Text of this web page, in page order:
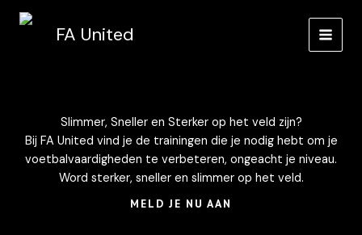
naar
FA United
Slimmer, Sneller en Sterker op het veld zijn?
Bij FA United vind je de trainingen die je nodig hebt om je
voetbalvaardigheden te verbeteren, ongeacht je niveau.
Word sterker, sneller en slimmer op het veld.
MELD JE NU AAN